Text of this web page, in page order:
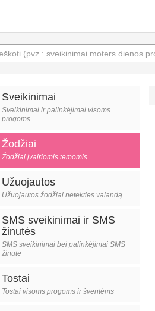
Sveikinimai
Sveikinimai ir palinkėjimai visoms
progoms
Žodžiai
Žodžiai įvairiomis temomis
Užuojautos
Užuojautos žodžiai netekties valandą
SMS sveikinimai ir SMS
žinutės
SMS sveikinimai bei palinkėjimai SMS
žinute
Tostai
Tostai visoms progoms ir šventėms